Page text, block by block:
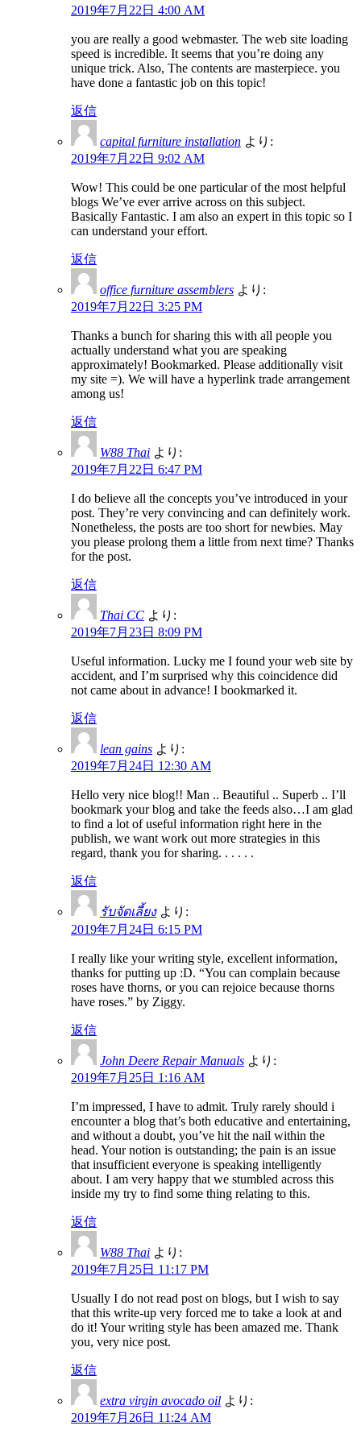
2019年7月22日 4:00 AM
you are really a good webmaster. The web site loading
speed is incredible. It seems that you’re doing any
unique trick. Also, The contents are masterpiece. you
have done a fantastic job on this topic!
返信
capital furniture installation より:
2019年7月22日 9:02 AM
Wow! This could be one particular of the most helpful
blogs We’ve ever arrive across on this subject.
Basically Fantastic. I am also an expert in this topic so I
can understand your effort.
返信
office furniture assemblers より:
2019年7月22日 3:25 PM
Thanks a bunch for sharing this with all people you
actually understand what you are speaking
approximately! Bookmarked. Please additionally visit
my site =). We will have a hyperlink trade arrangement
among us!
返信
W88 Thai より:
2019年7月22日 6:47 PM
I do believe all the concepts you’ve introduced in your
post. They’re very convincing and can definitely work.
Nonetheless, the posts are too short for newbies. May
you please prolong them a little from next time? Thanks
for the post.
返信
Thai CC より:
2019年7月23日 8:09 PM
Useful information. Lucky me I found your web site by
accident, and I’m surprised why this coincidence did
not came about in advance! I bookmarked it.
返信
lean gains より:
2019年7月24日 12:30 AM
Hello very nice blog!! Man .. Beautiful .. Superb .. I’ll
bookmark your blog and take the feeds also…I am glad
to find a lot of useful information right here in the
publish, we want work out more strategies in this
regard, thank you for sharing. . . . . .
返信
รับจัดเลี้ยง より:
2019年7月24日 6:15 PM
I really like your writing style, excellent information,
thanks for putting up :D. “You can complain because
roses have thorns, or you can rejoice because thorns
have roses.” by Ziggy.
返信
John Deere Repair Manuals より:
2019年7月25日 1:16 AM
I’m impressed, I have to admit. Truly rarely should i
encounter a blog that’s both educative and entertaining,
and without a doubt, you’ve hit the nail within the
head. Your notion is outstanding; the pain is an issue
that insufficient everyone is speaking intelligently
about. I am very happy that we stumbled across this
inside my try to find some thing relating to this.
返信
W88 Thai より:
2019年7月25日 11:17 PM
Usually I do not read post on blogs, but I wish to say
that this write-up very forced me to take a look at and
do it! Your writing style has been amazed me. Thank
you, very nice post.
返信
extra virgin avocado oil より:
2019年7月26日 11:24 AM